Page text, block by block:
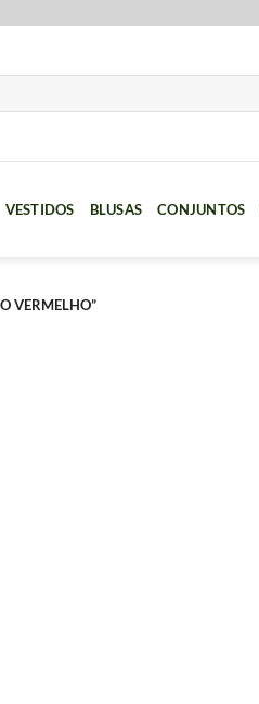
VESTIDOS BLUSAS CONJUNTOS
VERMELHO”